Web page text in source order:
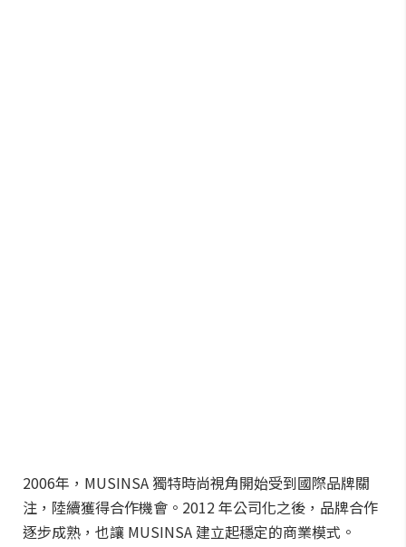
2006年，MUSINSA 獨特時尚視角開始受到國際品牌關
注，陸續獲得合作機會。2012 年公司化之後，品牌合作
逐步成熟，也讓 MUSINSA 建立起穩定的商業模式。